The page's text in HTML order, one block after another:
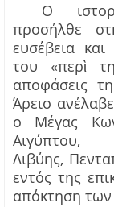
Ο
προσήλθε
ευσέβεια και
του «περὶ τη
αποφάσεις
Άρειο
ο Μέγας
Αιγύπτου,
Λιβύης,
εντός της
απόκτηση